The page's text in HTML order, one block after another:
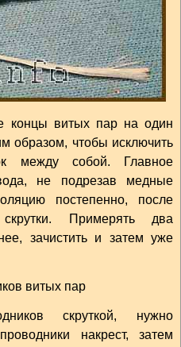
концы витых пар на один
образом, чтобы исключить
между собой. Главное
не подрезав медные
постепенно, после
Примерять два
зачистить и затем уже
скруткой, нужно
накрест, затем